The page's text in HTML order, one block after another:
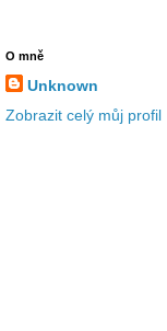
O mně
Unknown
Zobrazit celý můj profil